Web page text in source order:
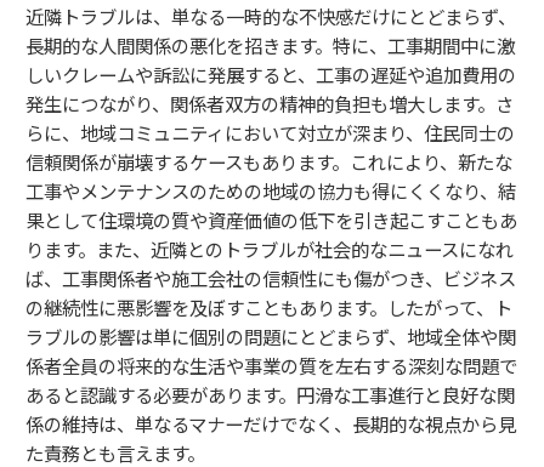
近隣トラブルは、単なる一時的な不快感だけにとどまらず、
長期的な人間関係の悪化を招きます。特に、工事期間中に激
しいクレームや訴訟に発展すると、工事の遅延や追加費用の
発生につながり、関係者双方の精神的負担も増大します。さ
らに、地域コミュニティにおいて対立が深まり、住民同士の
信頼関係が崩壊するケースもあります。これにより、新たな
工事やメンテナンスのための地域の協力も得にくくなり、結
果として住環境の質や資産価値の低下を引き起こすこともあ
ります。また、近隣とのトラブルが社会的なニュースになれ
ば、工事関係者や施工会社の信頼性にも傷がつき、ビジネス
の継続性に悪影響を及ぼすこともあります。したがって、ト
ラブルの影響は単に個別の問題にとどまらず、地域全体や関
係者全員の将来的な生活や事業の質を左右する深刻な問題で
あると認識する必要があります。円滑な工事進行と良好な関
係の維持は、単なるマナーだけでなく、長期的な視点から見
た責務とも言えます。